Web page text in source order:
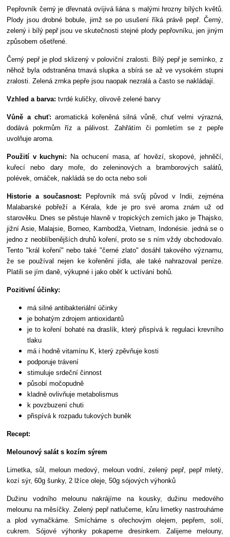
Pepřovník černý je dřevnatá ovíjivá liána s malými hrozny bílých květů.
Plody jsou drobné bobule, jimž se po usušení říká právě pepř. Černý,
zelený i bílý pepř jsou ve skutečnosti stejné plody pepřovníku, jen jiným
způsobem ošetřené.
Černý pepř je plod sklizený v poloviční zralosti. Bílý pepř je semínko, z
něhož byla odstraněna tmavá slupka a sbírá se až ve vysokém stupni
zralosti. Zelená zrnka pepře jsou naopak nezralá a často se nakládají.
Vzhled a barva: tvrdé kuličky, olivově zelené barvy
Vůně a chuť: aromatická kořeněná silná vůně, chuť velmi výrazná,
dodává pokrmům říz a pálivost. Zahřátím či pomletím se z pepře
uvolňuje aroma.
Použití v kuchyni: Na ochucení masa, ať hovězí, skopové, jehněčí,
kuřecí nebo dary moře, do zeleninových a bramborových salátů,
polévek, omáček, nakládá se do octa nebo soli
Historie a současnost: Pepřovník má svůj původ v Indii, zejména
Malabarské pobřeží a Kérala, kde je pro své aroma znám už od
starověku. Dnes se pěstuje hlavně v tropických zemích jako je Thajsko,
jižní Asie, Malajsie, Borneo, Kambodža, Vietnam, Indonésie. jedná se o
jedno z neoblíbenějších druhů koření, proto se s ním vždy obchodovalo.
Tento "král koření" nebo také "černé zlato" dosáhl takového významu,
že se používal nejen ke kořenění jídla, ale také nahrazoval peníze.
Platili se jím daně, výkupné i jako oběť k uctívání bohů.
Pozitivní účinky:
má silné antibakteriální účinky
je bohatým zdrojem antioxidantů
je to koření bohaté na draslík, který přispívá k regulaci krevního
tlaku
má i hodně vitamínu K, který zpěvňuje kosti
podporuje trávení
stimuluje srdeční činnost
působí močopudně
kladně ovlivňuje metabolismus
k povzbuzení chuti
přispívá k rozpadu tukových buněk
Recept:
Melounový salát s kozím sýrem
Limetka, sůl, meloun medový, meloun vodní, zelený pepř, pepř mletý,
kozí sýr, 60g šunky, 2 lžíce oleje, 50g sójových výhonků
Dužinu vodního melounu nakrájíme na kousky, dužinu medového
melounu na měsíčky. Zelený pepř natlučeme, kůru limetky nastrouháme
a plod vymačkáme. Smícháme s ořechovým olejem, pepřem, solí,
cukrem. Sójové výhonky pokapeme dresinkem. Zalijeme melouny,